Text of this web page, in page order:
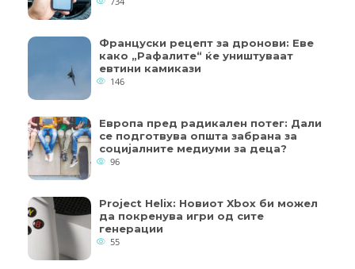
Француски рецепт за дронови: Еве
како „Рафалите“ ќе уништуваат
евтини камикази
146
Европа пред радикален потег: Дали
се подготвува општа забрана за
социјалните медиуми за деца?
96
Project Helix: Новиот Xbox би можел
да покренува игри од сите
генерации
55